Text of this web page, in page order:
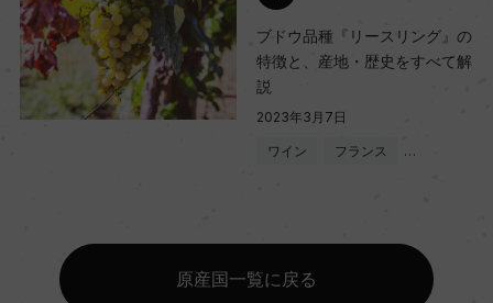
ブドウ品種『リースリング』の
特徴と、産地・歴史をすべて解
説
2023年3月7日
ワイン フランス …
原産国一覧に戻る